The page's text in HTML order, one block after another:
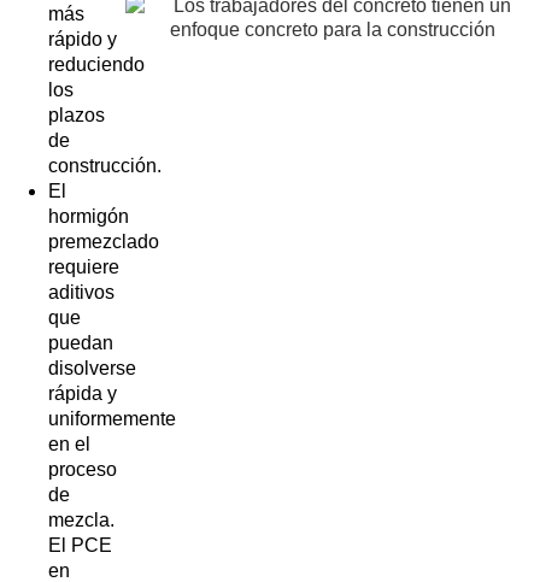
más
rápido y
reduciendo
los
plazos
de
construcción.
El
hormigón
premezclado
requiere
aditivos
que
puedan
disolverse
rápida y
uniformemente
en el
proceso
de
mezcla.
El PCE
en